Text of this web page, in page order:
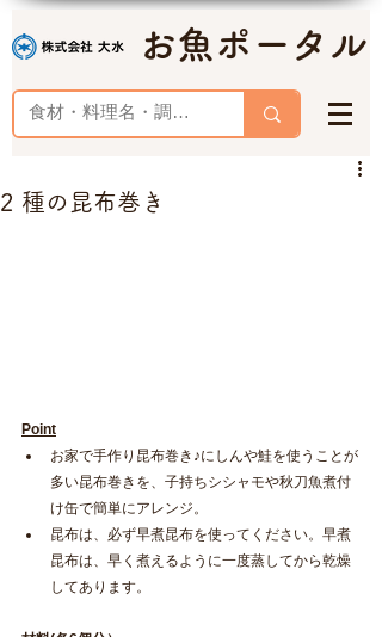
お魚ポータル
2 種の昆布巻き
Point
お家で手作り昆布巻き♪にしんや鮭を使うことが
多い昆布巻きを、子持ちシシャモや秋刀魚煮付
け缶で簡単にアレンジ。
昆布は、必ず早煮昆布を使ってください。早煮
昆布は、早く煮えるように一度蒸してから乾燥
してあります。